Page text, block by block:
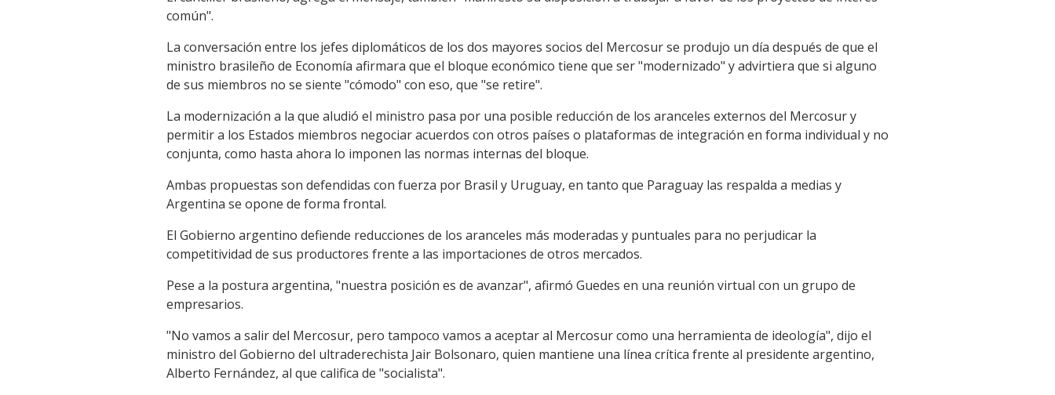
Linkcomún".
La conversación entre los jefes diplomáticos de los dos mayores socios del Mercosur se produjo un día después de que el
ministro brasileño de Economía afirmara que el bloque económico tiene que ser "modernizado" y advirtiera que si alguno
de sus miembros no se siente "cómodo" con eso, que "se retire".
La modernización a la que aludió el ministro pasa por una posible reducción de los aranceles externos del Mercosur y
permitir a los Estados miembros negociar acuerdos con otros países o plataformas de integración en forma individual y no
conjunta, como hasta ahora lo imponen las normas internas del bloque.
Ambas propuestas son defendidas con fuerza por Brasil y Uruguay, en tanto que Paraguay las respalda a medias y
Argentina se opone de forma frontal.
El Gobierno argentino defiende reducciones de los aranceles más moderadas y puntuales para no perjudicar la
competitividad de sus productores frente a las importaciones de otros mercados.
Pese a la postura argentina, "nuestra posición es de avanzar", afirmó Guedes en una reunión virtual con un grupo de
empresarios.
"No vamos a salir del Mercosur, pero tampoco vamos a aceptar al Mercosur como una herramienta de ideología", dijo el
ministro del Gobierno del ultraderechista Jair Bolsonaro, quien mantiene una línea crítica frente al presidente argentino,
Alberto Fernández, al que califica de "socialista".